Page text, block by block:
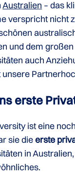
Australien – das
verspricht nicht
und dem
auch
unsere
erste
ist eine
sie dieerste
in